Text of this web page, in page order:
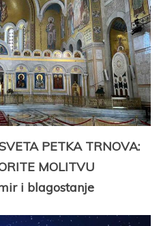
PETKA TRNOVA:
MOLITVU
i blagostanje